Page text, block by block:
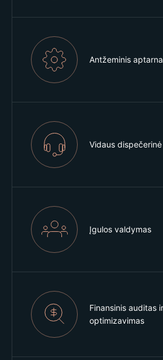
Antžeminis
Vidaus
Įgulos valdymas
Finansinis auditas
optimizavimas